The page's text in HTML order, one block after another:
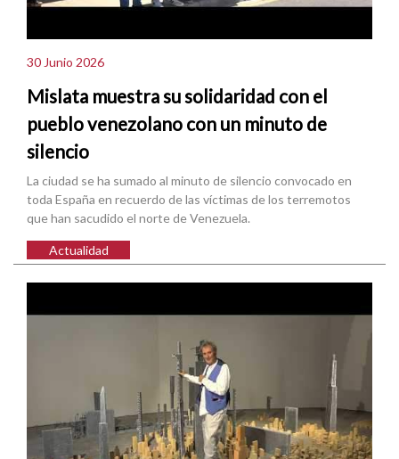
30 Junio 2026
Mislata muestra su solidaridad con el
pueblo venezolano con un minuto de
silencio
La ciudad se ha sumado al minuto de silencio convocado en
toda España en recuerdo de las víctimas de los terremotos
que han sacudido el norte de Venezuela.
Actualidad